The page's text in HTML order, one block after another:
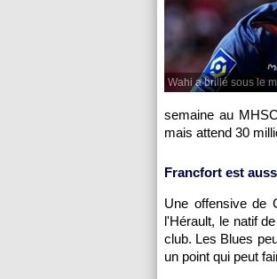
Wahi a brillé sous le
semaine au
mais attend 30
Francfort est
Une offensive de
l'Hérault, le natif
club. Les Blues
un point qui peut